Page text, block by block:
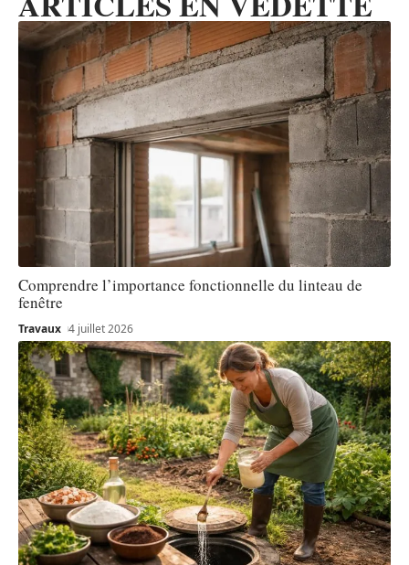
Comprendre l’importance fonctionnelle du linteau de
fenêtre
Travaux 4 juillet 2026